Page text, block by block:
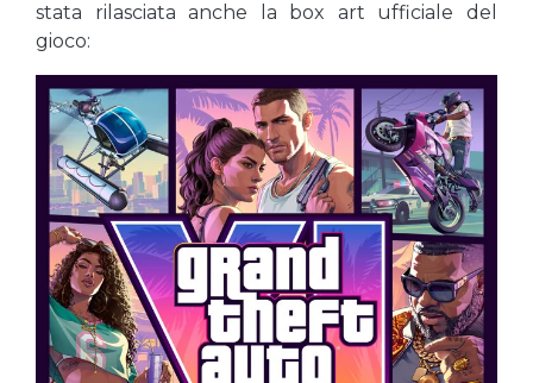
stata rilasciata anche la box art ufficiale del
gioco: